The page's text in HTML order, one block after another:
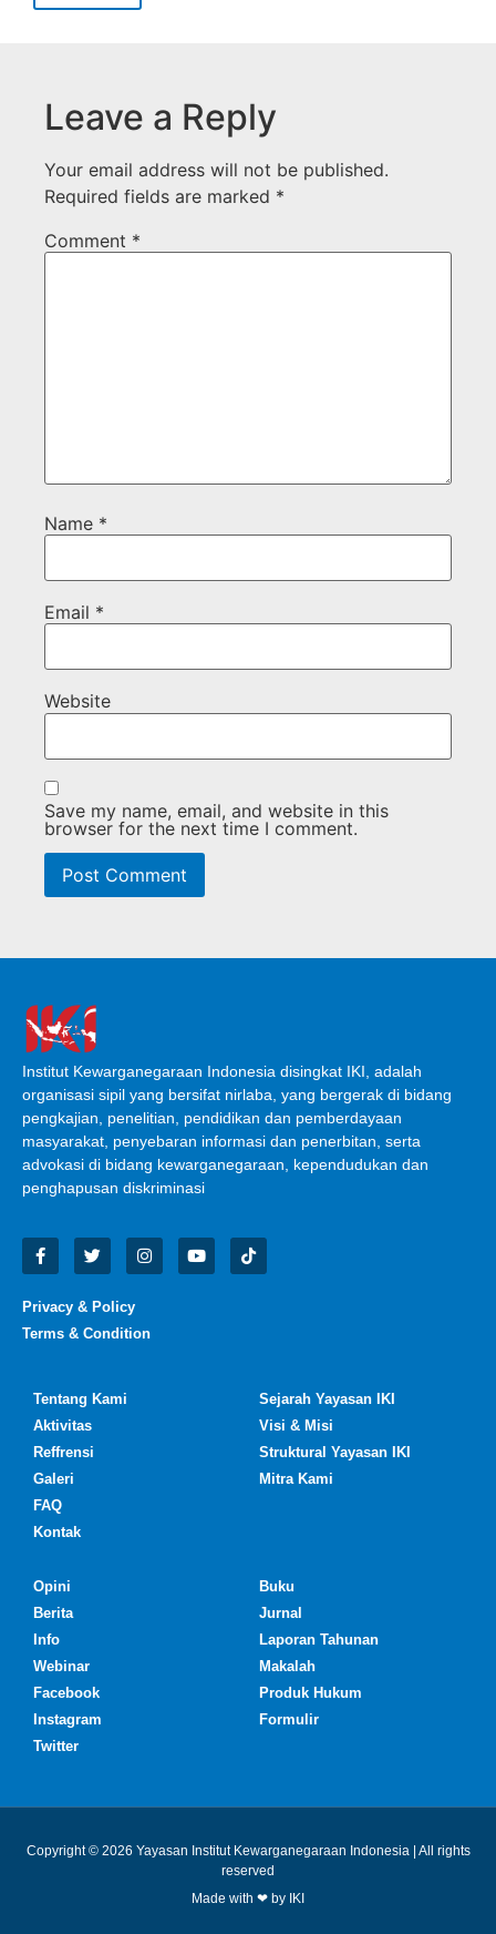
Leave a Reply
Your email address will not be published.
Required fields are marked *
Comment *
Name *
Email *
Website
Save my name, email, and website in this
browser for the next time I comment.
Institut Kewarganegaraan Indonesia disingkat IKI, adalah
organisasi sipil yang bersifat nirlaba, yang bergerak di bidang
pengkajian, penelitian, pendidikan dan pemberdayaan
masyarakat, penyebaran informasi dan penerbitan, serta
advokasi di bidang kewarganegaraan, kependudukan dan
penghapusan diskriminasi
Privacy & Policy
Terms & Condition
Tentang Kami
Aktivitas
Reffrensi
Galeri
FAQ
Kontak
Sejarah Yayasan IKI
Visi & Misi
Struktural Yayasan IKI
Mitra Kami
Opini
Berita
Info
Webinar
Facebook
Instagram
Twitter
Buku
Jurnal
Laporan Tahunan
Makalah
Produk Hukum
Formulir
Copyright © 2026 Yayasan Institut Kewarganegaraan Indonesia | All rights
reserved
Made with ❤ by IKI